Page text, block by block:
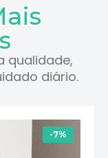
qualidade,
diário.
-7%